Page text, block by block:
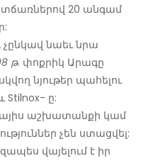
20 անգամ
չընկավ նաեւ նրա
թ. փոքրիկ Արագը
նյութեր պահելու
Stilnox- ը:
աշխատանքի կամ
չեն ստացվել:
վայելում է իր